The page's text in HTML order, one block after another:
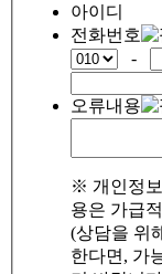
아이디
전화번호
-
오류내용
※ 개인정
용은 가급
(상담을 위
한다면, 가